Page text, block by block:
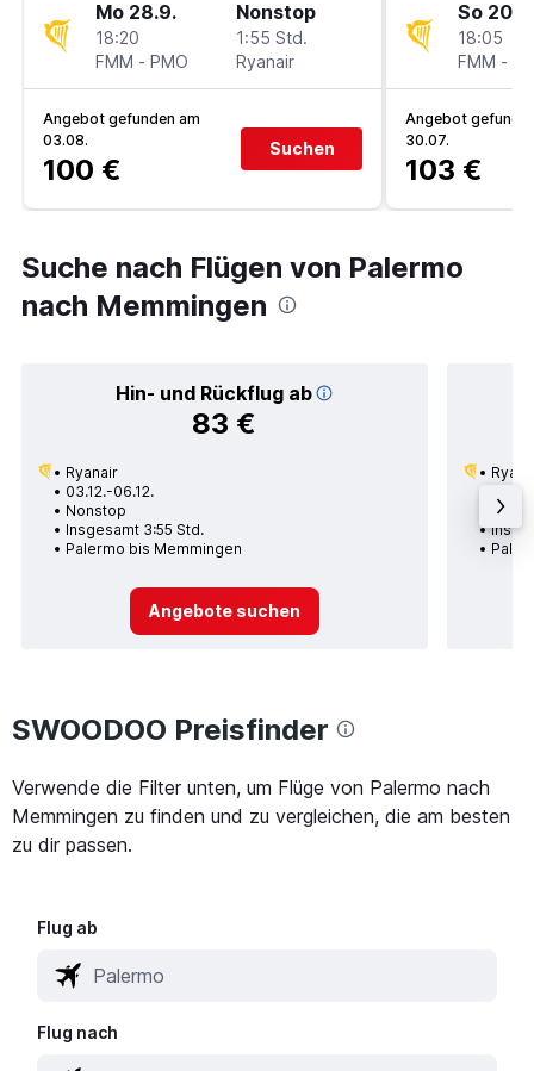
Mo 28.9.
18:20
FMM - PMO
Nonstop
1:55 Std.
Ryanair
Angebot gefunden am
03.08.
100 €
Suchen
So 20.9.
18:05
FMM -
Angebot
30.07.
103 €
Suche nach Flügen von Palermo
nach Memmingen
Hin- und Rückflug ab
83 €
Ryanair
03.12.-06.12.
Nonstop
Insgesamt 3:55 Std.
Palermo bis Memmingen
Angebote suchen
SWOODOO Preisfinder
Verwende die Filter unten, um Flüge von Palermo nach
Memmingen zu finden und zu vergleichen, die am besten
zu dir passen.
Flug ab
Flug nach